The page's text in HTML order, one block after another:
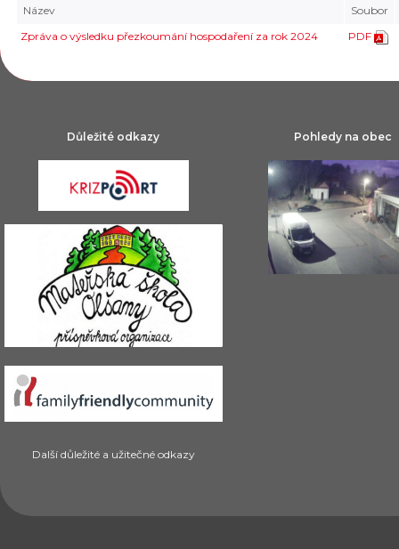
Název
Soubor
Zpráva o výsledku přezkoumání hospodaření za rok 2024
PDF
Důležité odkazy
Další důležité a užitečné odkazy
Pohledy na obec